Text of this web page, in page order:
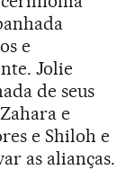
e
Jolie
de seus
e
e Shiloh e
as alianças.